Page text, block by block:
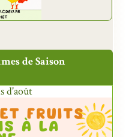
de Saison
d'août